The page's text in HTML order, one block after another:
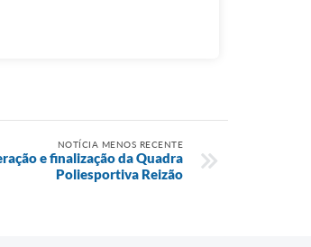
NOTÍCIA MENOS RECENTE
e finalização da Quadra
Poliesportiva Reizão